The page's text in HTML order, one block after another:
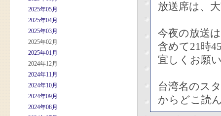
2025年05月
2025年04月
2025年03月
2025年02月
2025年01月
2024年12月
2024年11月
2024年10月
2024年09月
2024年08月
放送席は、
今夜の放送
含めて21時
宜しくお願
台湾名のス
からどこ読